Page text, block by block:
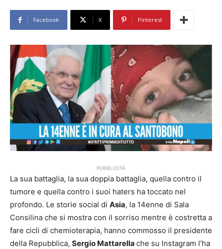
Facebook X Pinterest
PUBBLICITÀ
La sua battaglia, la sua doppia battaglia, quella contro il
tumore e quella contro i suoi haters ha toccato nel
profondo. Le storie social di Asia, la 14enne di Sala
Consilina che si mostra con il sorriso mentre è costretta a
fare cicli di chemioterapia, hanno commosso il presidente
della Repubblica, Sergio Mattarella che su Instagram l’ha